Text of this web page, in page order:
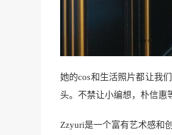
她的cos和生活照片都让我
头。不禁让小编想，朴信惠
Zzyuri是一个富有艺术感和